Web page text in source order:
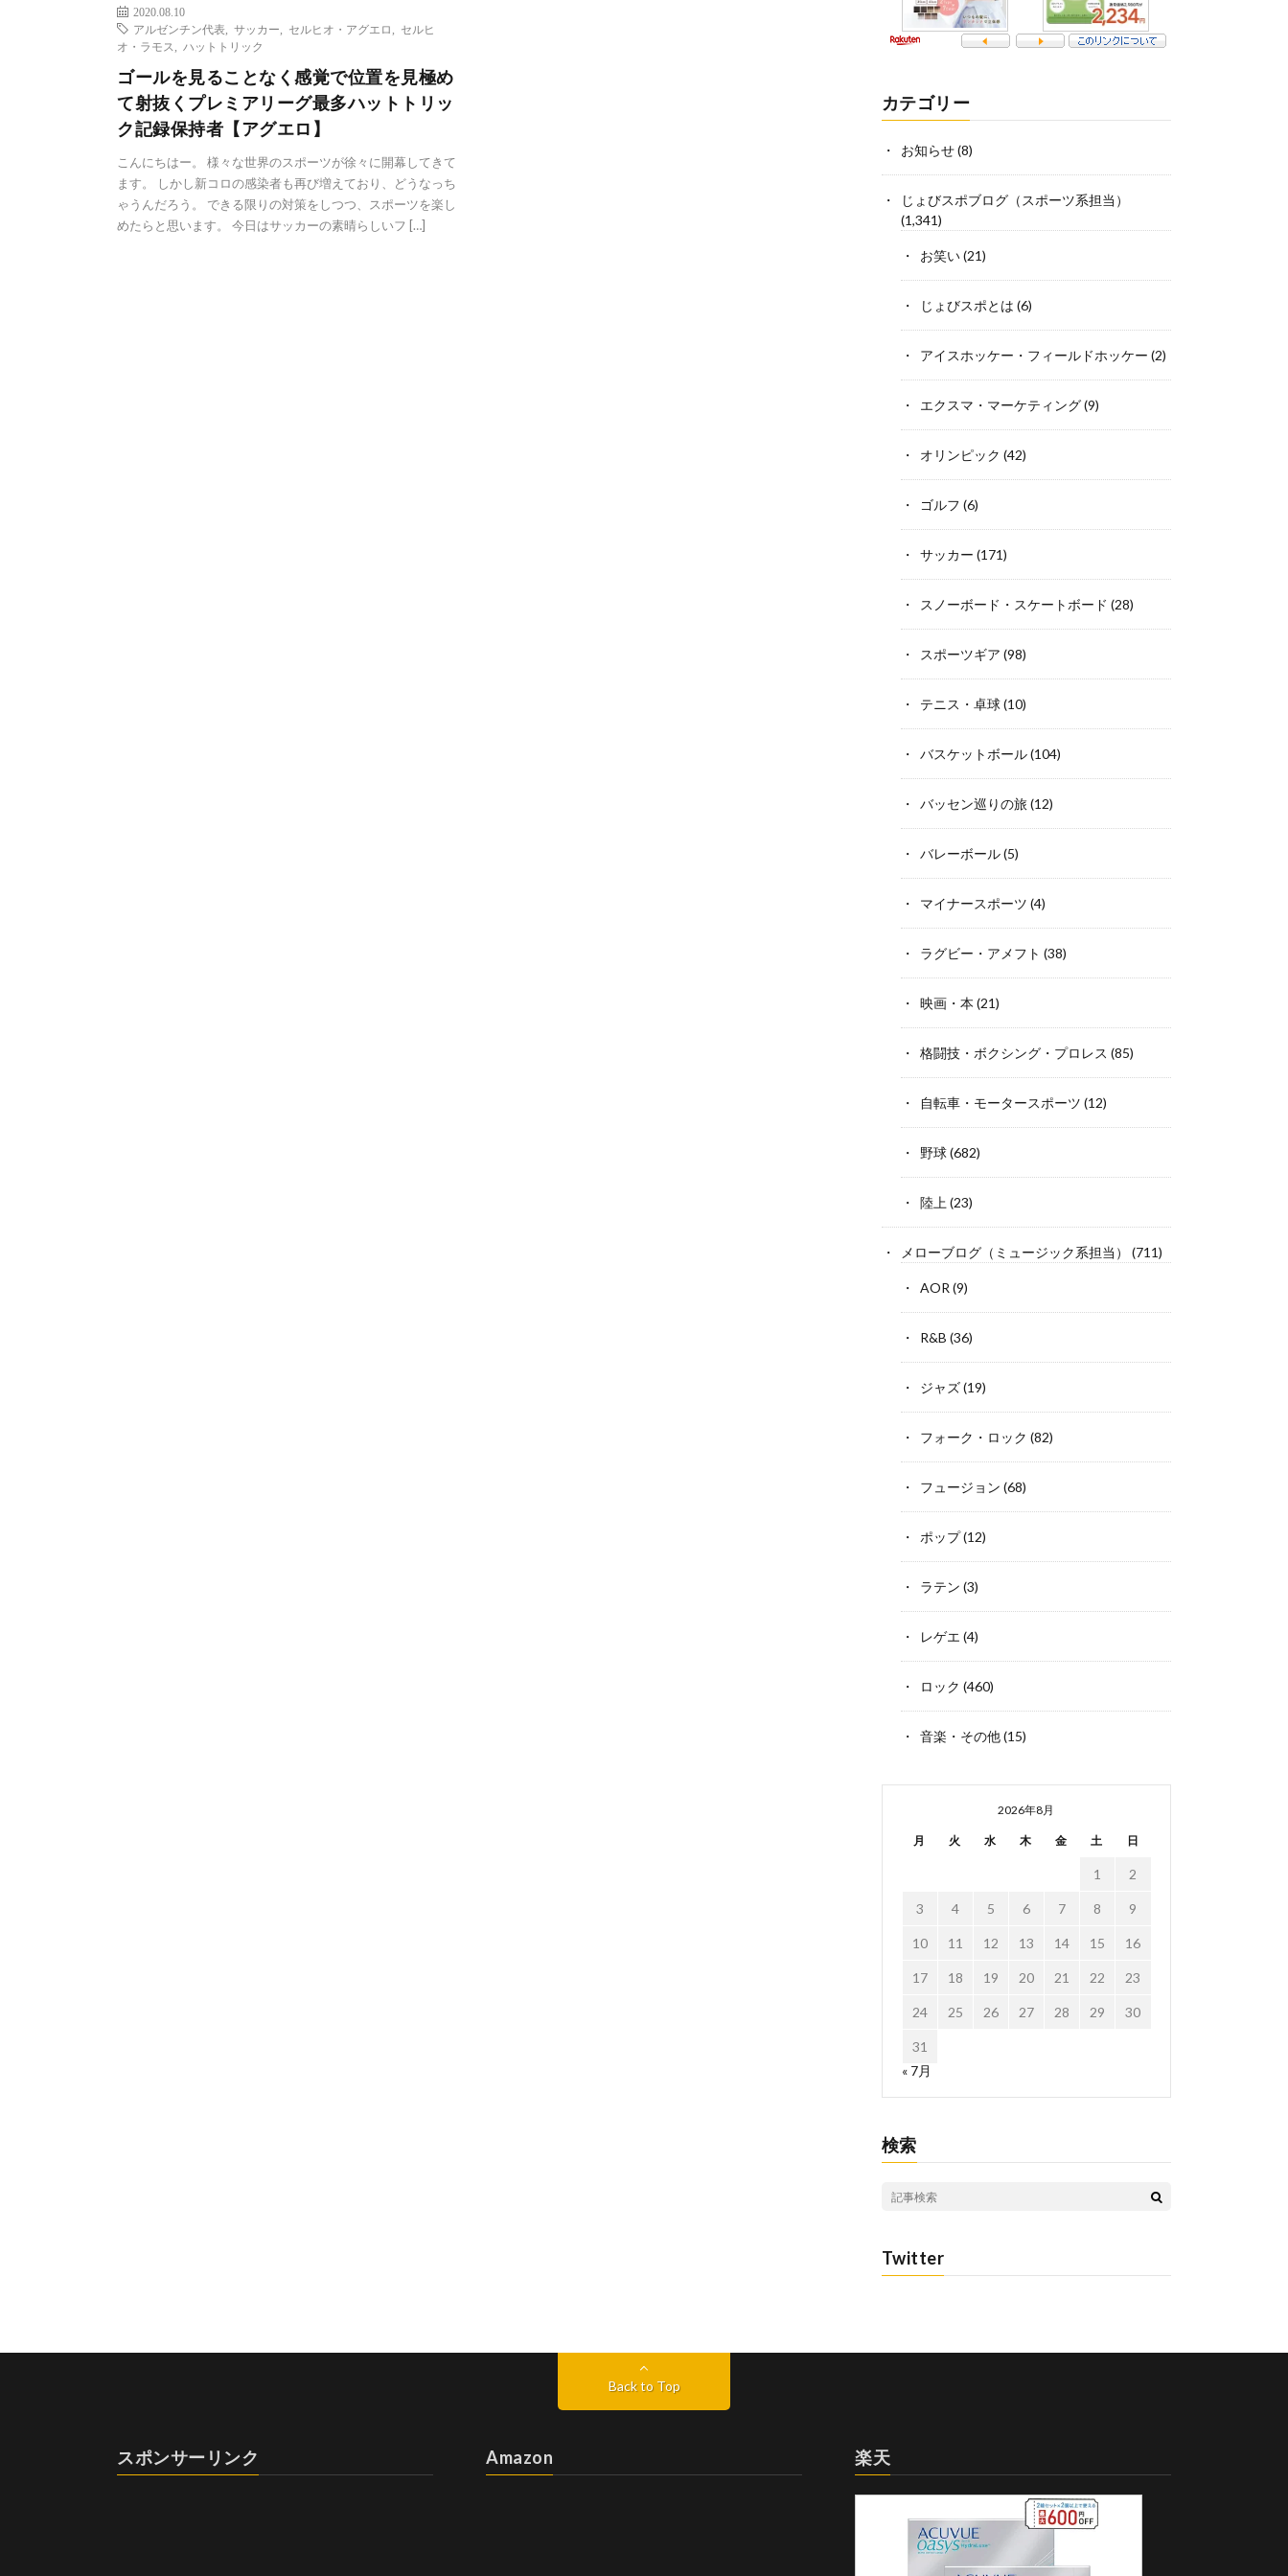
2020.08.10
アルゼンチン代表
サッカー セルヒオ・アグエロ
セルヒ
オ・ラモス
ハットトリック
ゴールを見ることなく感覚で位置を見極め
て射抜くプレミアリーグ最多ハットトリッ
ク記録保持者【アグエロ】
こんにちはー。 様々な世界のスポーツが徐々に開幕してきて
ます。 しかし新コロの感染者も再び増えており、どうなっち
ゃうんだろう。 できる限りの対策をしつつ、スポーツを楽し
めたらと思います。 今日はサッカーの素晴らしいフ […]
カテゴリー
お知らせ(8)
じょびスポブログ（スポーツ系担当）
(1,341)
お笑い(21)
じょびスポとは (6)
アイスホッケー・フィールドホッケー (2)
エクスマ・マーケティング(9)
オリンピック (42)
ゴルフ (6)
サッカー (171)
スノーボード・スケートボード (28)
スポーツギア (98)
テニス・卓球(10)
バスケットボール(104)
バッセン巡りの旅(12)
バレーボール(5)
マイナースポーツ (4)
ラグビー・アメフト (38)
映画・本 (21)
格闘技・ボクシング・プロレス (85)
自転車・モータースポーツ (12)
野球(682)
陸上 (23)
メローブログ（ミュージック系担当） (711)
AOR (9)
R&B (36)
ジャズ(19)
フォーク・ロック (82)
フュージョン (68)
ポップ(12)
ラテン (3)
レゲエ (4)
ロック (460)
音楽・その他(15)
2026年8月
月 火 水 木 金 土 日
1 2
3 4 5 6 7 8 9
10 11 12 13 14 15 16
17 18 19 20 21 22 23
24 25 26 27 28 29 30
31
« 7月
検索
Twitter
Back to Top
スポンサーリンク Amazon 楽天